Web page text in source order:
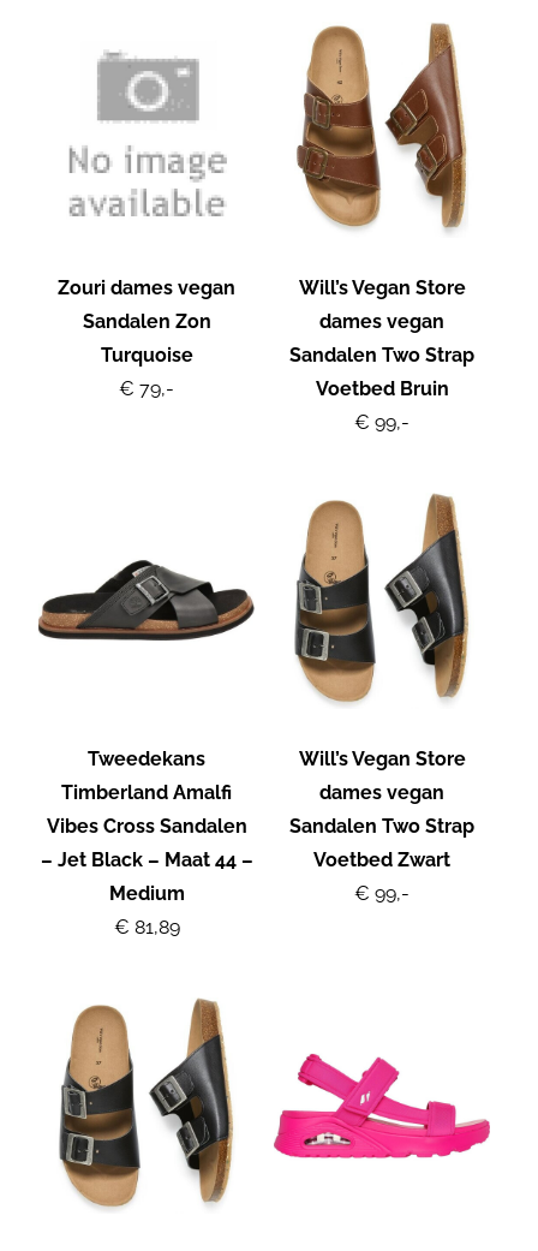
Zouri dames vegan
Sandalen Zon
Turquoise
€ 79,-
Will’s Vegan Store
dames vegan
Sandalen Two Strap
Voetbed Bruin
€ 99,-
Tweedekans
Timberland Amalfi
Vibes Cross Sandalen
– Jet Black – Maat 44 –
Medium
€ 81,89
Will’s Vegan Store
dames vegan
Sandalen Two Strap
Voetbed Zwart
€ 99,-